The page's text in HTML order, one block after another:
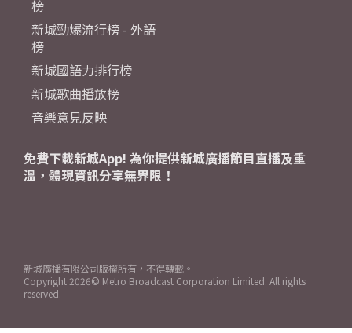
榜
新城勁爆流行榜 - 外語
榜
新城國語力排行榜
新城歌曲播放榜
音樂意見反映
免費下載新城App! 為你提供新城廣播節目直播及重
溫，體現資訊分享無界限！
新城廣播有限公司版權所有，不得轉載。
Copyright 2026© Metro Broadcast Corporation Limited. All rights
reserved.